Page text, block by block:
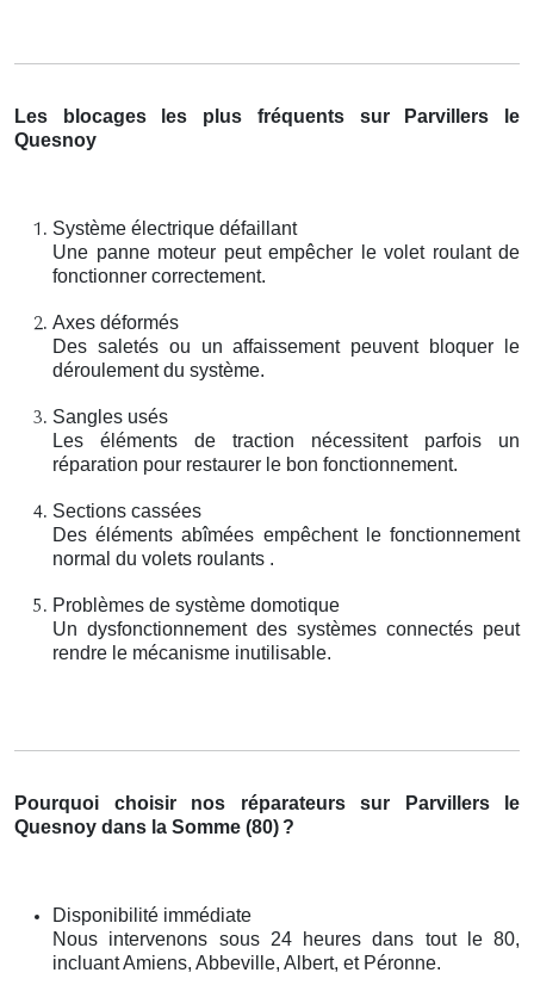
Les blocages les plus fréquents sur Parvillers le
Quesnoy
Système électrique défaillant
Une panne moteur peut empêcher le volet roulant de
fonctionner correctement.
Axes déformés
Des saletés ou un affaissement peuvent bloquer le
déroulement du système.
Sangles usés
Les éléments de traction nécessitent parfois un
réparation pour restaurer le bon fonctionnement.
Sections cassées
Des éléments abîmées empêchent le fonctionnement
normal du volets roulants .
Problèmes de système domotique
Un dysfonctionnement des systèmes connectés peut
rendre le mécanisme inutilisable.
Pourquoi choisir nos réparateurs sur Parvillers le
Quesnoy dans la Somme (80) ?
Disponibilité immédiate
Nous intervenons sous 24 heures dans tout le 80,
incluant Amiens, Abbeville, Albert, et Péronne.